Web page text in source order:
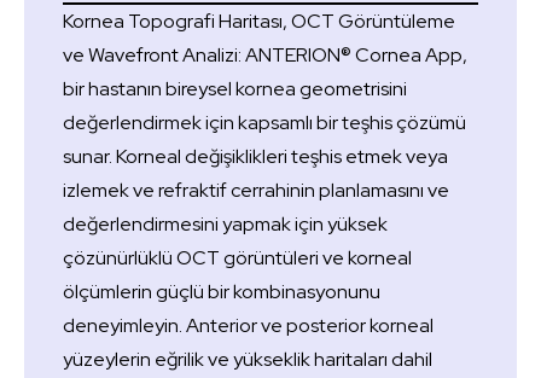
Kornea Topografi Haritası, OCT Görüntüleme
ve Wavefront Analizi: ANTERION® Cornea App,
bir hastanın bireysel kornea geometrisini
değerlendirmek için kapsamlı bir teşhis çözümü
sunar. Korneal değişiklikleri teşhis etmek veya
izlemek ve refraktif cerrahinin planlamasını ve
değerlendirmesini yapmak için yüksek
çözünürlüklü OCT görüntüleri ve korneal
ölçümlerin güçlü bir kombinasyonunu
deneyimleyin. Anterior ve posterior korneal
yüzeylerin eğrilik ve yükseklik haritaları dahil